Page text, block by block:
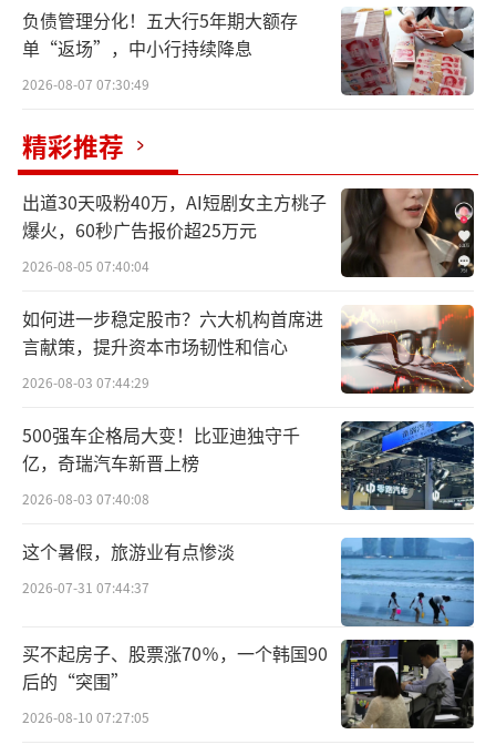
负债管理分化！五大行5年期大额存
单“返场”，中小行持续降息
2026-08-07 07:30:49
精彩推荐
出道30天吸粉40万，AI短剧女主方桃子
爆火，60秒广告报价超25万元
2026-08-05 07:40:04
如何进一步稳定股市？六大机构首席进
言献策，提升资本市场韧性和信心
2026-08-03 07:44:29
500强车企格局大变！比亚迪独守千
亿，奇瑞汽车新晋上榜
2026-08-03 07:40:08
这个暑假，旅游业有点惨淡
2026-07-31 07:44:37
买不起房子、股票涨70％，一个韩国90
后的“突围”
2026-08-10 07:27:05